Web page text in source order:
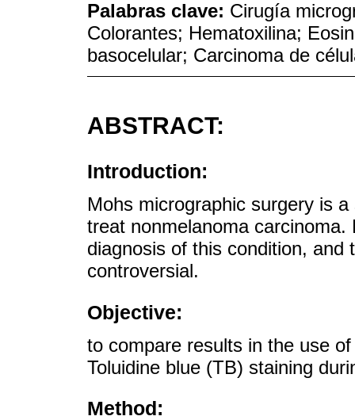
Palabras clave: Cirugía
Colorantes; Hematoxilina;
basocelular; Carcinoma de
ABSTRACT:
Introduction:
Mohs micrographic surgery is
treat nonmelanoma
diagnosis of this condition, and
controversial.
Objective:
to compare results in the use
Toluidine blue (TB) staining
Method: